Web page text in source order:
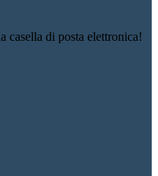
casella di posta elettronica!